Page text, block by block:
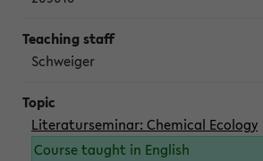
Schweiger
Literaturseminar: Chemical Ecology
Course taught in English